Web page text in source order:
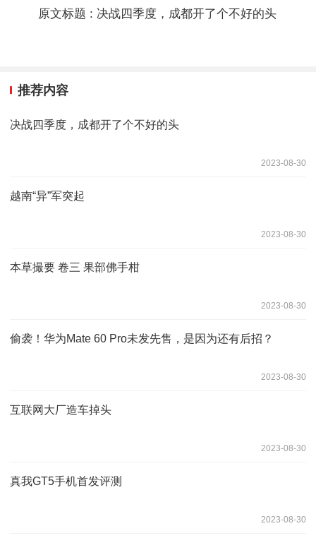
原文标题 : 决战四季度，成都开了个不好的头
推荐内容
决战四季度，成都开了个不好的头
2023-08-30
越南“异”军突起
2023-08-30
本草撮要 卷三 果部佛手柑
2023-08-30
偷袭！华为Mate 60 Pro未发先售，是因为还有后招？
2023-08-30
互联网大厂造车掉头
2023-08-30
真我GT5手机首发评测
2023-08-30